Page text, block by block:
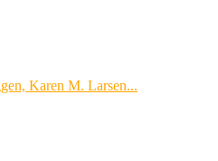
Karen M. Larsen...